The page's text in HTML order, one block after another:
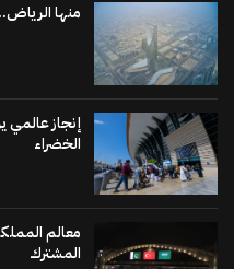
منها الرياض..
إنجاز عالمي
الخضراء
معالم
المشترك